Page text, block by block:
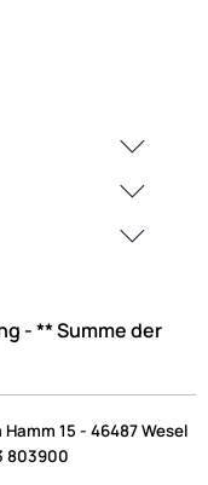
- ** Summe der
15 - 46487 Wesel
803900